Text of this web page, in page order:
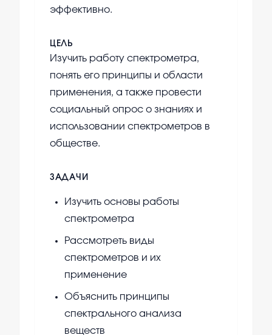
эффективно.
ЦЕЛЬ
Изучить работу спектрометра,
понять его принципы и области
применения, а также провести
социальный опрос о знаниях и
использовании спектрометров в
обществе.
ЗАДАЧИ
Изучить основы работы
спектрометра
Рассмотреть виды
спектрометров и их
применение
Объяснить принципы
спектрального анализа
веществ